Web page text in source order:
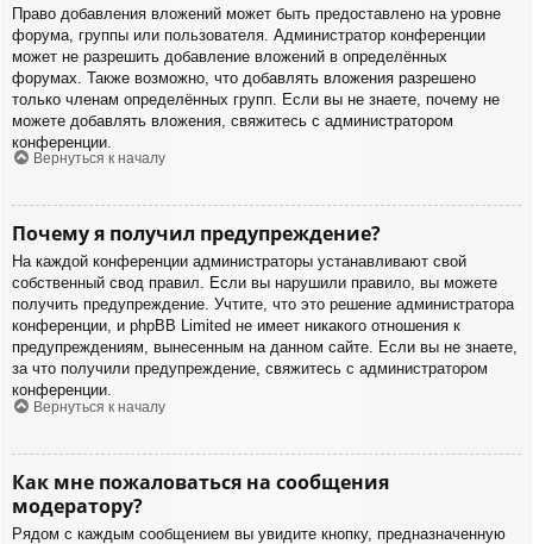
Право добавления вложений может быть предоставлено на уровне
форума, группы или пользователя. Администратор конференции
может не разрешить добавление вложений в определённых
форумах. Также возможно, что добавлять вложения разрешено
только членам определённых групп. Если вы не знаете, почему не
можете добавлять вложения, свяжитесь с администратором
конференции.
Вернуться к началу
Почему я получил предупреждение?
На каждой конференции администраторы устанавливают свой
собственный свод правил. Если вы нарушили правило, вы можете
получить предупреждение. Учтите, что это решение администратора
конференции, и phpBB Limited не имеет никакого отношения к
предупреждениям, вынесенным на данном сайте. Если вы не знаете,
за что получили предупреждение, свяжитесь с администратором
конференции.
Вернуться к началу
Как мне пожаловаться на сообщения
модератору?
Рядом с каждым сообщением вы увидите кнопку, предназначенную